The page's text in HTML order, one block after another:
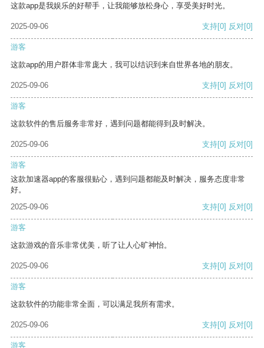
这款app是我娱乐的好帮手，让我能够放松身心，享受美好时光。
2025-09-06 支持[0] 反对[0]
游客
这款app的用户群体非常庞大，我可以结识到来自世界各地的朋友。
2025-09-06 支持[0] 反对[0]
游客
这款软件的售后服务非常好，遇到问题都能得到及时解决。
2025-09-06 支持[0] 反对[0]
游客
这款加速器app的客服很贴心，遇到问题都能及时解决，服务态度非常
好。
2025-09-06
支持[0] 反对[0]
游客
这款游戏的音乐非常优美，听了让人心旷神怡。
2025-09-06 支持[0] 反对[0]
游客
这款软件的功能非常全面，可以满足我所有需求。
2025-09-06 支持[0] 反对[0]
游客